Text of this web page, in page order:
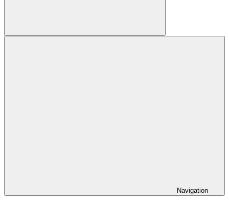
Suchen
Navigation